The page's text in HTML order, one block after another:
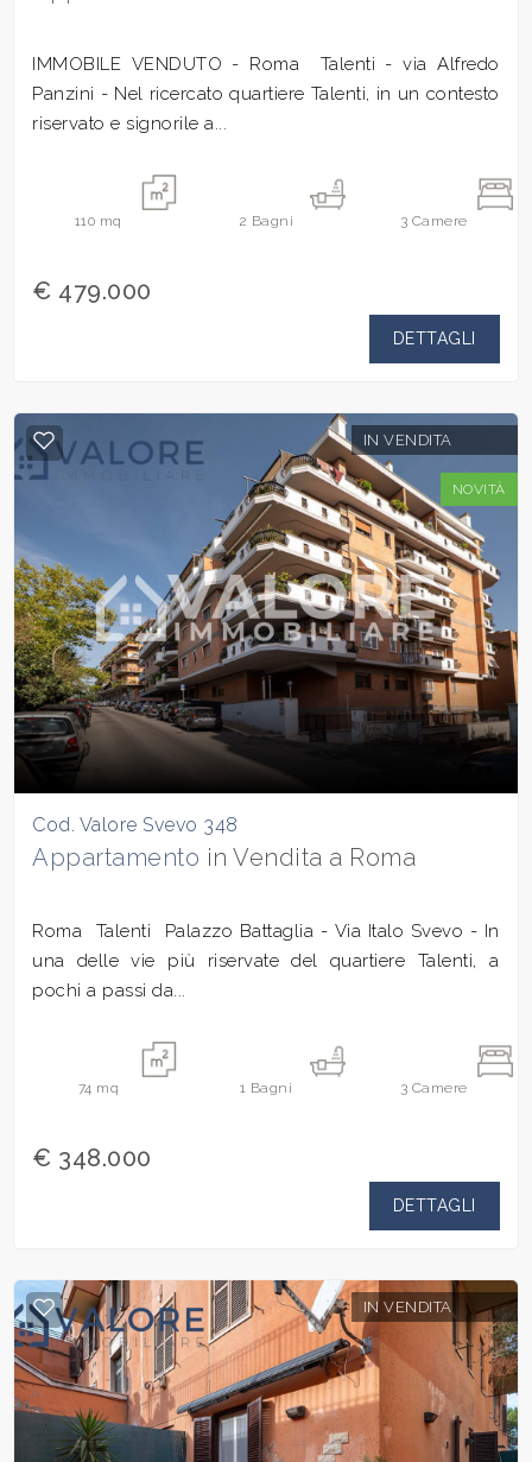
IMMOBILE VENDUTO - Roma  Talenti - via Alfredo
Panzini - Nel ricercato quartiere Talenti, in un contesto
riservato e signorile a...
110 mq 2 Bagni 3 Camere
€ 479.000
DETTAGLI
IN VENDITA
NOVITÀ
Cod. Valore Svevo 348
Appartamento in Vendita a Roma
Roma  Talenti  Palazzo Battaglia - Via Italo Svevo - In
una delle vie più riservate del quartiere Talenti, a
pochi a passi da...
74 mq 1 Bagni 3 Camere
€ 348.000
DETTAGLI
IN VENDITA